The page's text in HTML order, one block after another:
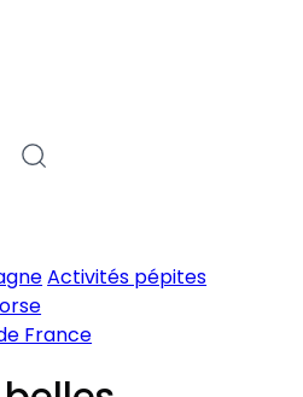
Activités pépites
France